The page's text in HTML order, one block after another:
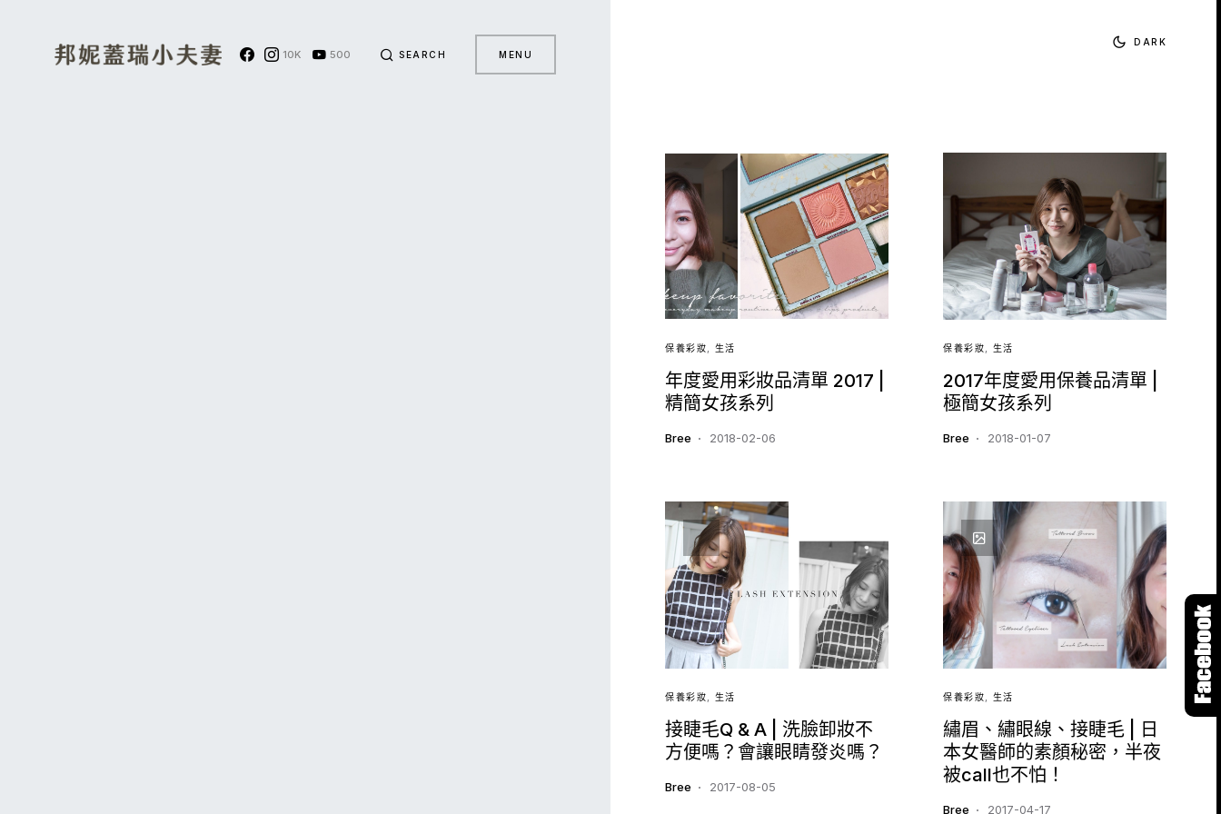
10K 500 SEARCH MENU
DARK
保養彩妝 生活
年度愛用彩妝品清單 2017 |
精簡女孩系列
Bree 2018-02-06
保養彩妝 生活
2017年度愛用保養品清單 |
極簡女孩系列
Bree 2018-01-07
保養彩妝 生活
接睫毛Q & A | 洗臉卸妝不
方便嗎？會讓眼睛發炎嗎？
Bree 2017-08-05
保養彩妝 生活
繡眉、繡眼線、接睫毛 | 日
本女醫師的素顏秘密，半夜
被call也不怕！
Bree 2017-04-17